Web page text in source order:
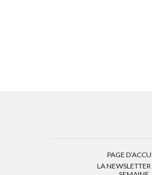
PAGE
LA NEWSLETTER